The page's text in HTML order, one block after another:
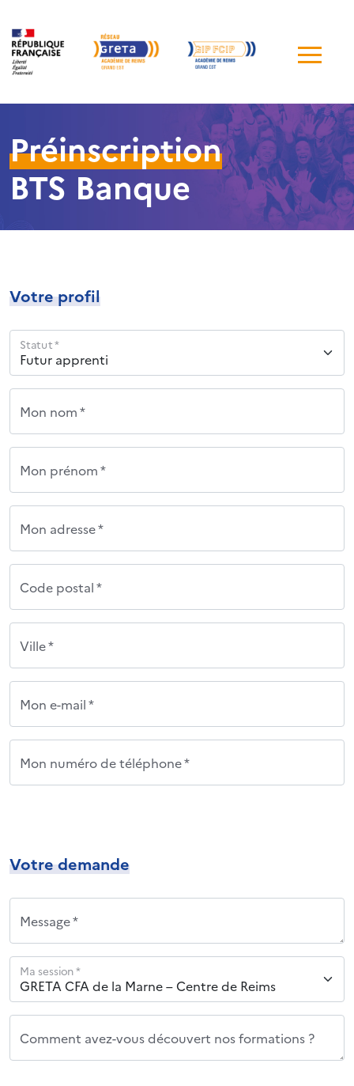
de
Préinscription
BTS Banque
Votre profil
Statut *
Mon nom *
Mon prénom *
Mon adresse *
Code postal *
Ville *
Mon e-mail *
Mon numéro de téléphone *
Votre demande
Message *
Ma session *
Comment avez-vous découvert nos formations ?